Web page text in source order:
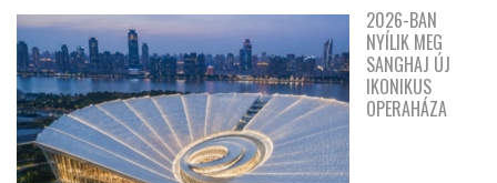
2026-BAN
NYÍLIK MEG
SANGHAJ ÚJ
IKONIKUS
OPERAHÁZA